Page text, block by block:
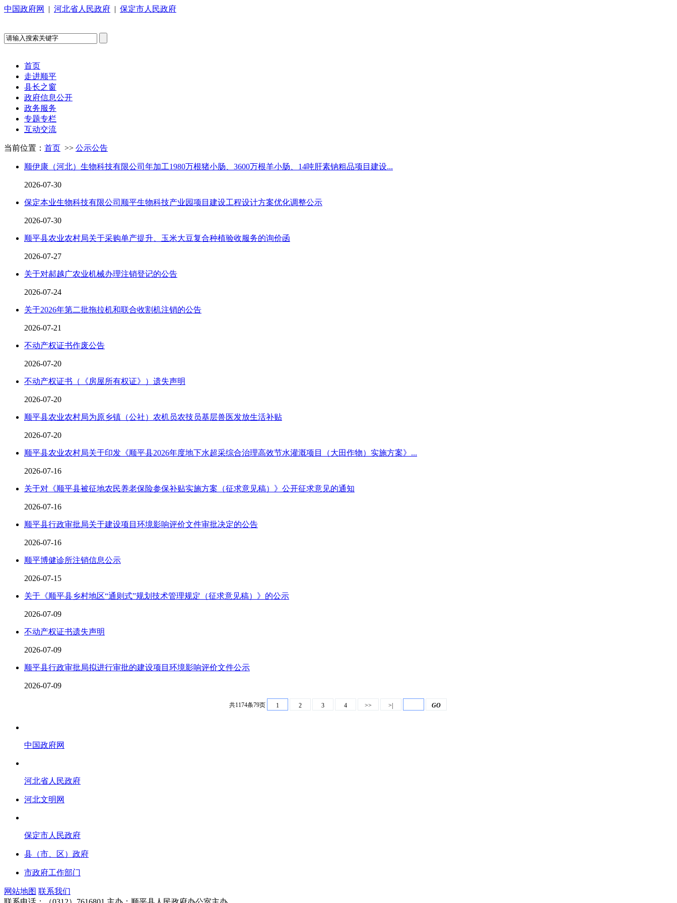
中国政府网 | 河北省人民政府 | 保定市人民政府
首页
走进顺平
县长之窗
政府信息公开
政务服务
专题专栏
互动交流
当前位置： 首页 >> 公示公告
顺伊康（河北）生物科技有限公司年加工1980万根猪小肠、3600万根羊小肠、14吨肝素钠粗品项目建设...
2026-07-30
保定本业生物科技有限公司顺平生物科技产业园项目建设工程设计方案优化调整公示
2026-07-30
顺平县农业农村局关于采购单产提升、玉米大豆复合种植验收服务的询价函
2026-07-27
关于对郝越广农业机械办理注销登记的公告
2026-07-24
关于2026年第二批拖拉机和联合收割机注销的公告
2026-07-21
不动产权证书作废公告
2026-07-20
不动产权证书（《房屋所有权证》）遗失声明
2026-07-20
顺平县农业农村局为原乡镇（公社）农机员农技员基层兽医发放生活补贴
2026-07-20
顺平县农业农村局关于印发《顺平县2026年度地下水超采综合治理高效节水灌溉项目（大田作物）实施方案》...
2026-07-16
关于对《顺平县被征地农民养老保险参保补贴实施方案（征求意见稿）》公开征求意见的通知
2026-07-16
顺平县行政审批局关于建设项目环境影响评价文件审批决定的公告
2026-07-16
顺平博健诊所注销信息公示
2026-07-15
关于《顺平县乡村地区“通则式”规划技术管理规定（征求意见稿）》的公示
2026-07-09
不动产权证书遗失声明
2026-07-09
顺平县行政审批局拟进行审批的建设项目环境影响评价文件公示
2026-07-09
共1174条79页 1 2 3 4 >> >| GO
中国政府网
河北省人民政府
河北文明网
保定市人民政府
县（市、区）政府
市政府工作部门
网站地图 联系我们